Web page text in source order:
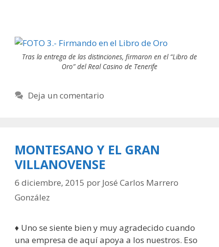
Tras la entrega de las distinciones, firmaron en el “Libro de
Oro” del Real Casino de Tenerife
Deja un comentario
MONTESANO Y EL GRAN
VILLANOVENSE
6 diciembre, 2015 por José Carlos Marrero
González
♦ Uno se siente bien y muy agradecido cuando
una empresa de aquí apoya a los nuestros. Eso